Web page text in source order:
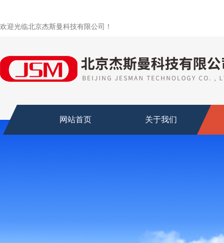
欢迎光临北京杰斯曼科技有限公司！
网站首页 关于我们